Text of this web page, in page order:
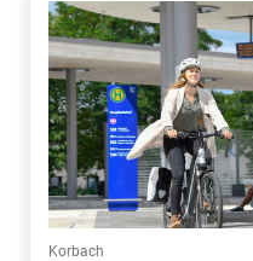
Korbach